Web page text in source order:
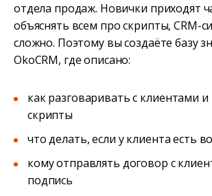
отдела продаж. Новички приходят
объяснять всем про скрипты, CRM-
сложно. Поэтому вы создаёте базу
OkoCRM, где описано:
как разговаривать с клиентами
скрипты
что делать, если у клиента есть
кому отправлять договор с
подпись